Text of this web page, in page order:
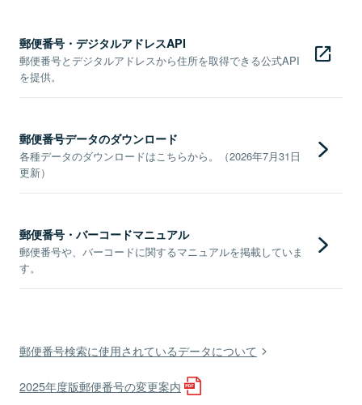
郵便番号・デジタルアドレスAPI
郵便番号とデジタルアドレスから住所を取得できる公式API
を提供。
郵便番号データのダウンロード
各種データのダウンロードはこちらから。（2026年7月31日
更新）
郵便番号・バーコードマニュアル
郵便番号や、バーコードに関するマニュアルを掲載していま
す。
郵便番号検索に使用されているデータについて
2025年度版郵便番号の変更案内